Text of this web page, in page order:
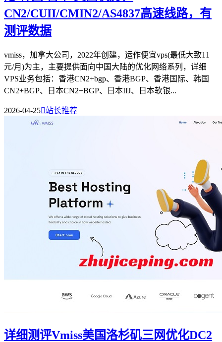
CN2/CUII/CMIN2/AS4837高速线路，有
测评数据
vmiss，加拿大公司，2022年创建，运作便宜vps(最低大致11
元/月)为主，主要提供面向中国大陆的优化网络系列，详细
VPS业务包括：香港CN2+bgp、香港BGP、香港国际、韩国
CN2+BGP、日本CN2+BGP、日本IIJ、日本软银...
2026-04-25站长推荐
详细测评Vmiss美国洛杉矶三网优化DC2